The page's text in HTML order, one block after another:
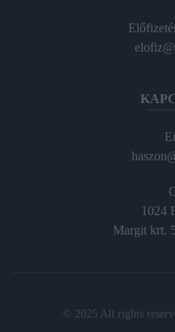
1024
Margit krt.
© 2025 All rights